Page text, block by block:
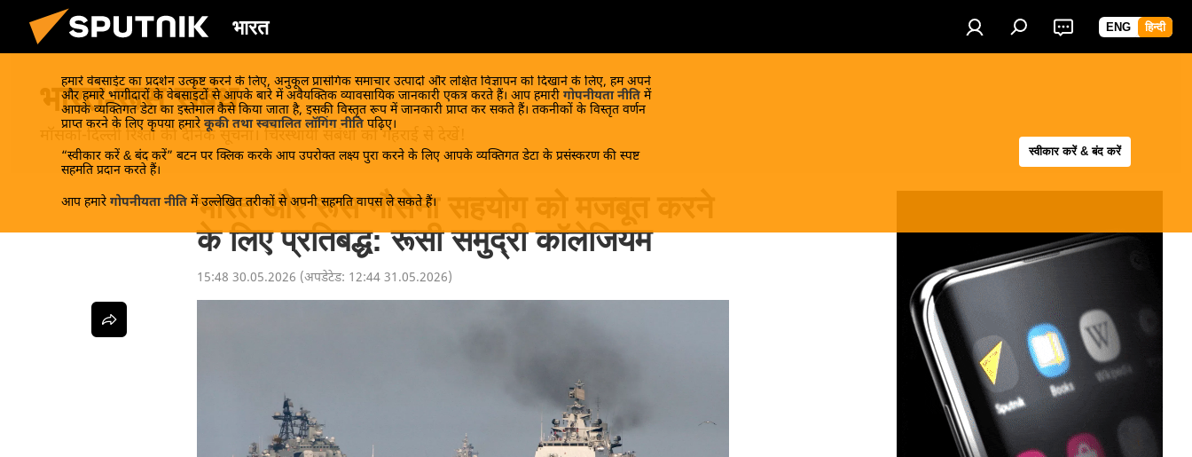
भारत ENG हिन्दी
हमारे वेबसाईट का प्रदर्शन उत्कृष्ट करने के लिए, अनुकूल प्रासंगिक समाचार उत्पादों और लक्षित विज्ञापन को दिखाने के लिए, हम अपने
और हमारे भागीदारों के वेबसाइटों से आपके बारे में अवैयक्तिक व्यावसायिक जानकारी एकत्र करते हैं। आप हमारी गोपनीयता नीति में
आपके व्यक्तिगत डेटा का इस्तेमाल कैसे किया जाता है, इसकी विस्तृत रूप में जानकारी प्राप्त कर सकते हैं। तकनीकों के विस्तृत वर्णन
प्राप्त करने के लिए कृपया हमारे कूकी तथा स्वचालित लॉगिंग नीति पढ़िए।
“स्वीकार करें & बंद करें” बटन पर क्लिक करके आप उपरोक्त लक्ष्य पुरा करने के लिए आपके व्यक्तिगत डेटा के प्रसंस्करण की स्पष्ट
सहमति प्रदान करते हैं।
आप हमारे गोपनीयता नीति में उल्लेखित तरीकों से अपनी सहमति वापस ले सकते हैं।
स्वीकार करें & बंद करें
भारत-रूस संबंध
मॉसको-दिल्ली रिश्तों की दैनिक सूचना। चिरस्थायी संबंधों को गहराई से देखें!
भारत और रूस नौसेना सहयोग को मजबूत करने
के लिए प्रतिबद्ध: रूसी समुद्री कॉलेजियम
15:48 30.05.2026 (अपडेटेड: 12:44 31.05.2026)